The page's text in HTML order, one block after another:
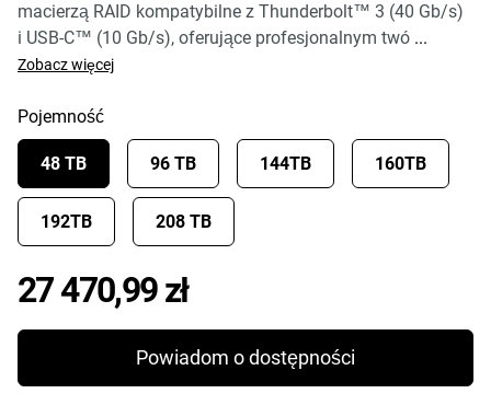
macierzą RAID kompatybilne z Thunderbolt™ 3 (40 Gb/s)
i USB-C™ (10 Gb/s), oferujące profesjonalnym twó ...
Zobacz więcej
Pojemność
48 TB 96 TB 144TB 160TB
192TB 208 TB
27 470,99 złPrice 27 470,99 zł
Powiadom o dostępności